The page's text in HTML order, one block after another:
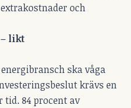
och
likt
ska våga
krävs en
84 procent av